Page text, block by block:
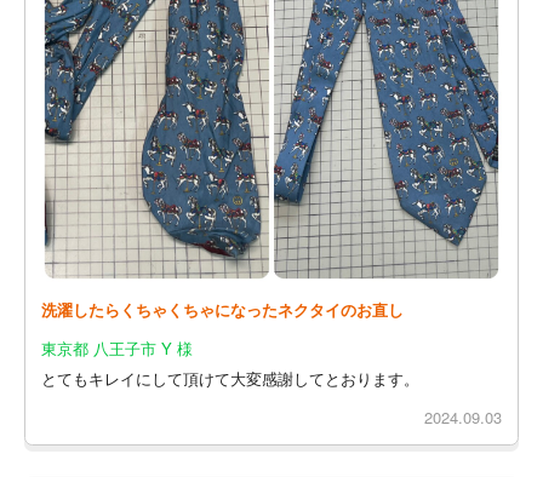
洗濯したらくちゃくちゃになったネクタイのお直し
東京都 八王子市 Y 様
とてもキレイにして頂けて大変感謝してとおります。
2024.09.03